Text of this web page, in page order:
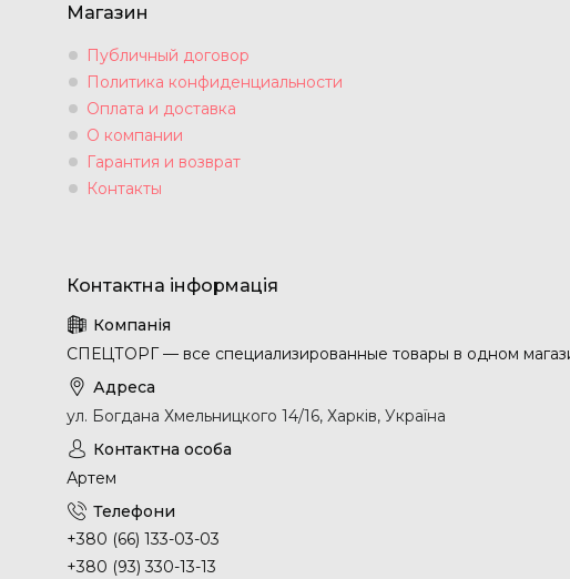
Магазин
Публичный договор
Политика конфиденциальности
Оплата и доставка
О компании
Гарантия и возврат
Контакты
СПЕЦТОРГ — все специализированные товары в одном
ул. Богдана Хмельницкого 14/16, Харків, Україна
Артем
+380 (66) 133-03-03
+380 (93) 330-13-13